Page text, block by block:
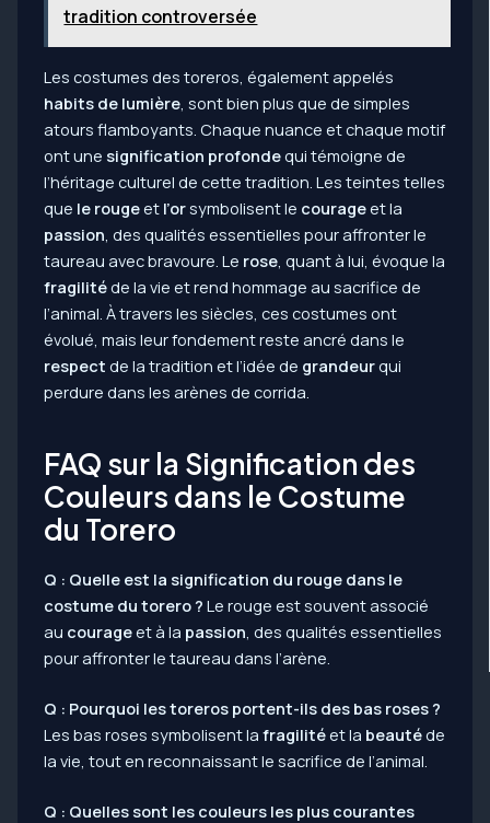
tradition controversée
Les costumes des toreros, également appelés
habits de lumière, sont bien plus que de simples
atours flamboyants. Chaque nuance et chaque motif
ont une signification profondequi témoigne de
l’héritage culturel de cette tradition. Les teintes telles
que le rougeet l’orsymbolisent le courageet la
passion, des qualités essentielles pour affronter le
taureau avec bravoure. Le rose, quant à lui, évoque la
fragilitéde la vie et rend hommage au sacrifice de
l’animal. À travers les siècles, ces costumes ont
évolué, mais leur fondement reste ancré dans le
respect de la tradition et l’idée de grandeurqui
perdure dans les arènes de corrida.
FAQ sur la Signification des
Couleurs dans le Costume
du Torero
Q : Quelle est la signification du rouge dans le
costume du torero ? Le rouge est souvent associé
au courageet à la passion , des qualités essentielles
pour affronter le taureau dans l’arène.
Q : Pourquoi les toreros portent-ils des bas roses ?
Les bas roses symbolisent la fragilitéet la beautéde
la vie, tout en reconnaissant le sacrifice de l’animal.
Q : Quelles sont les couleurs les plus courantes